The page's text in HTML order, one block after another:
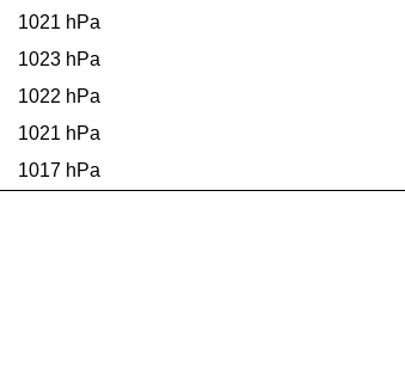
1021 hPa
1023 hPa
1022 hPa
1021 hPa
1017 hPa